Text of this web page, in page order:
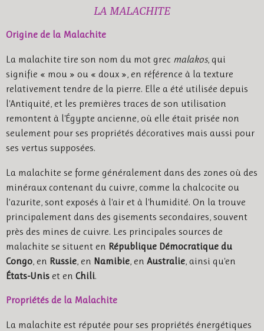
LA MALACHITE
Origine de la Malachite
La malachite tire son nom du mot grec malakos, qui
signifie « mou » ou « doux », en référence à la texture
relativement tendre de la pierre. Elle a été utilisée depuis
l'Antiquité, et les premières traces de son utilisation
remontent à l'Égypte ancienne, où elle était prisée non
seulement pour ses propriétés décoratives mais aussi pour
ses vertus supposées.
La malachite se forme généralement dans des zones où des
minéraux contenant du cuivre, comme la chalcocite ou
l’azurite, sont exposés à l'air et à l'humidité. On la trouve
principalement dans des gisements secondaires, souvent
près des mines de cuivre. Les principales sources de
malachite se situent en République Démocratique du
Congo, en Russie, en Namibie, en Australie, ainsi qu'en
États-Unis et en Chili.
Propriétés de la Malachite
La malachite est réputée pour ses propriétés énergétiques